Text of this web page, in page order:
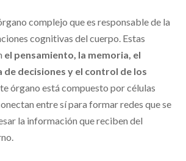
complejo que es responsable de la
cognitivas del cuerpo. Estas
el pensamiento, la memoria, el
de decisiones y el control de los
órgano está compuesto por células
entre sí para formar redes que se
la información que reciben del